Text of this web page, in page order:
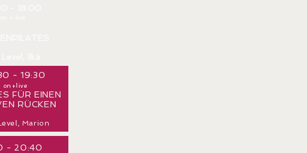
- 19:30
on+live
FÜR EINEN
RÜCKEN
Marion
- 20:40